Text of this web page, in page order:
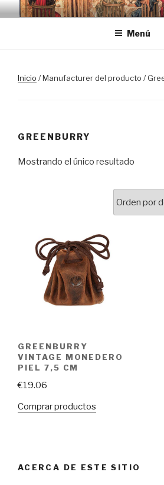
Saltar
al
Menú
Inicio / Manufacturer del producto /
GREENBURRY
Mostrando el único resultado
GREENBURRY
VINTAGE MONEDERO
PIEL 7,5 CM
€19.06
Comprar productos
ACERCA DE ESTE SITIO